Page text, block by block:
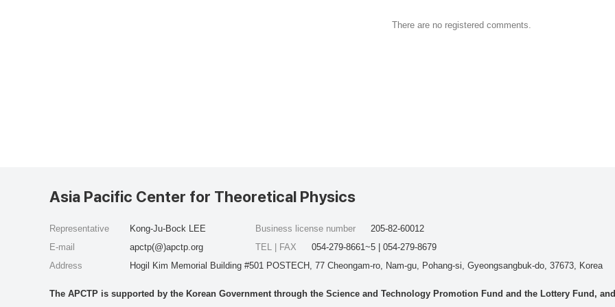
There are no registered comments.
Asia Pacific Center for Theoretical Physics
Representative
Kong-Ju-Bock LEE
E-mail
apctp(@)apctp.org
Address
Hogil Kim Memorial Building #501 POSTECH, 77 Cheongam-ro, Nam-gu, Pohang-si, Gyeongsangbuk-do, 37673, Korea
Business license number
205-82-60012
TEL | FAX
054-279-8661~5 | 054-279-8679
The APCTP is supported by the Korean Government through the Science and Technology Promotion Fund and the Lottery Fund,